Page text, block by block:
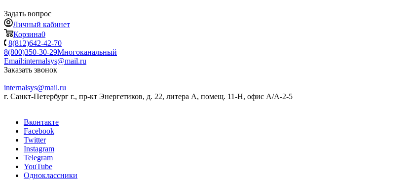
Задать вопрос
Личный кабинет
Корзина0
8(812)642-42-70
8(800)350-30-29Многоканальный
Email:internalsys@mail.ru
Заказать звонок
internalsys@mail.ru
г. Санкт-Петербург г., пр-кт Энергетиков, д. 22, литера А, помещ. 11-Н, офис А/А-2-5
Вконтакте
Facebook
Twitter
Instagram
Telegram
YouTube
Одноклассники